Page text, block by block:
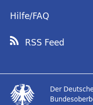
Hilfe/FAQ
RSS Feed
Der